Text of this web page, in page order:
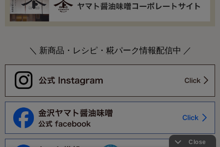
＼ 新商品・レシピ・糀パーク情報配信中 ／